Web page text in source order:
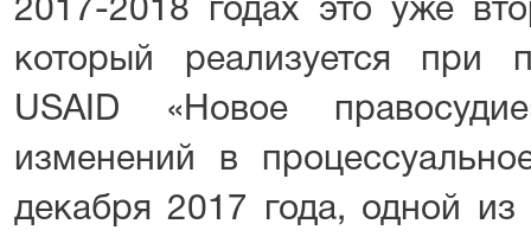
2017-2018 годах это уже
который реализуется при
USAID «Новое
изменений в
декабря 2017 года, одной